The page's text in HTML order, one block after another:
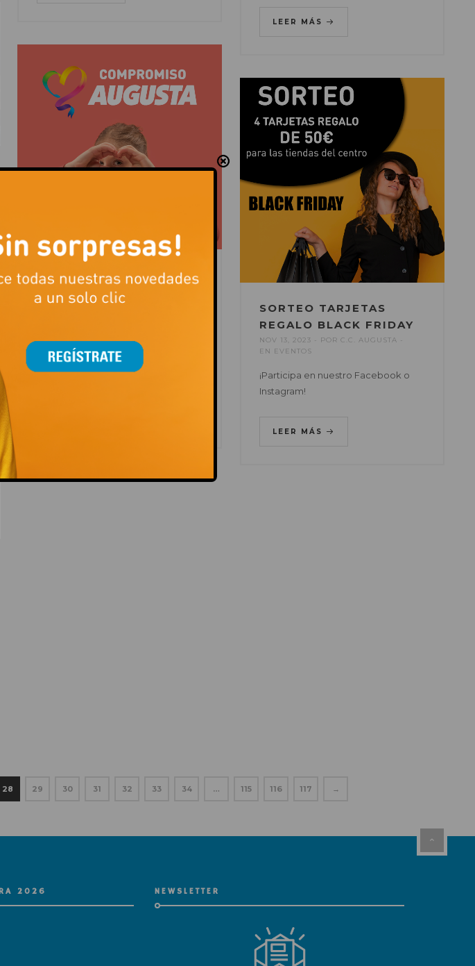
LEER MÁS
FORMA PARTE DE UNA
COMUNIDAD CON
Acércate a nuestro espacio
solidario.
SORTEO TARJETAS
REGALO BLACK FRIDAY
NOV 13, 2023 POR C.C. AUGUSTA
EN EVENTOS
¡Participa en nuestro Facebook o
Instagram!
LEER MÁS
28 29 30 31 32 33 34 … 115 116 117 →
2026 NEWSLETTER
close in: